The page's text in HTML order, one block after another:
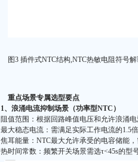
图3 插件式NTC结构,NTC热敏电阻符号
重点场景专属选型要点
1、浪涌电流抑制场景（功率型NTC）‌
阻值范围：根据回路峰值电压和允许浪涌
最大稳态电流：需满足实际工作电流的1.5
焦耳能量：NTC最大允许承受的电容储能
热时间常数：频繁开关场景需选τ<45s的型